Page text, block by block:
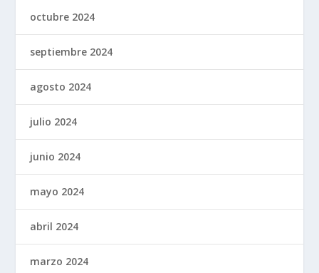
octubre 2024
septiembre 2024
agosto 2024
julio 2024
junio 2024
mayo 2024
abril 2024
marzo 2024